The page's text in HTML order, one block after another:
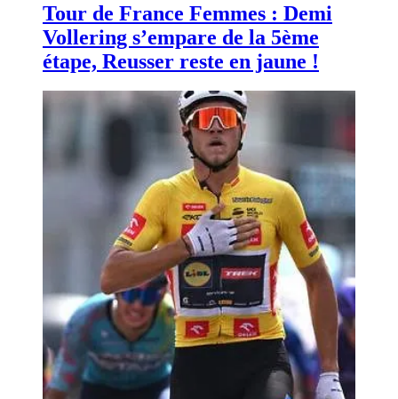
Tour de France Femmes : Demi
Vollering s’empare de la 5ème
étape, Reusser reste en jaune !